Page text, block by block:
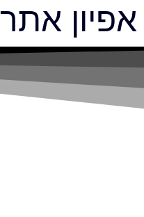
אפיון אתר Sanwa